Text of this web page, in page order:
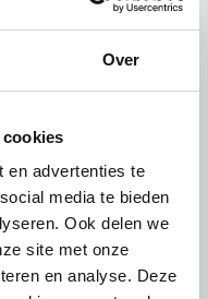
Over
en advertenties te
media te bieden
Ook delen we
site met onze
en analyse. Deze
geef de volgende